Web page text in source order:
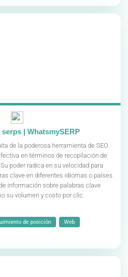
| WhatsmySERP
de la poderosa herramienta de SEO
en términos de recopilación de
poder radica en su velocidad para
clave en diferentes idiomas o países
información sobre palabras clave
su volumen y costo por clic.
de posición Web